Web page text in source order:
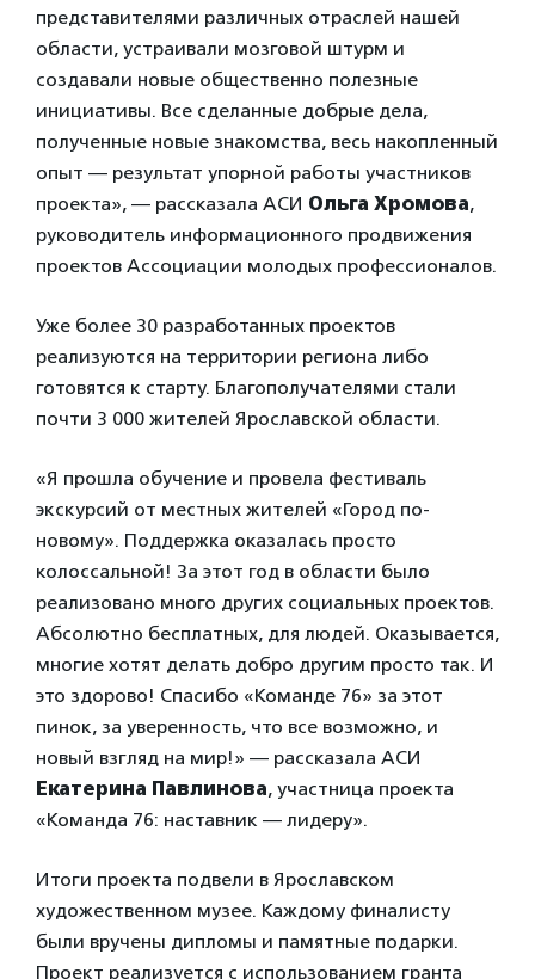
представителями различных отраслей нашей
области, устраивали мозговой штурм и
создавали новые общественно полезные
инициативы. Все сделанные добрые дела,
полученные новые знакомства, весь накопленный
опыт — результат упорной работы участников
проекта», — рассказала АСИ Ольга Хромова,
руководитель информационного продвижения
проектов Ассоциации молодых профессионалов.
Уже более 30 разработанных проектов
реализуются на территории региона либо
готовятся к старту. Благополучателями стали
почти 3 000 жителей Ярославской области.
«Я прошла обучение и провела фестиваль
экскурсий от местных жителей «Город по-
новому». Поддержка оказалась просто
колоссальной! За этот год в области было
реализовано много других социальных проектов.
Абсолютно бесплатных, для людей. Оказывается,
многие хотят делать добро другим просто так. И
это здорово! Спасибо «Команде 76» за этот
пинок, за уверенность, что все возможно, и
новый взгляд на мир!» — рассказала АСИ
Екатерина Павлинова, участница проекта
«Команда 76: наставник — лидеру».
Итоги проекта подвели в Ярославском
художественном музее. Каждому финалисту
были вручены дипломы и памятные подарки.
Проект реализуется с использованием гранта